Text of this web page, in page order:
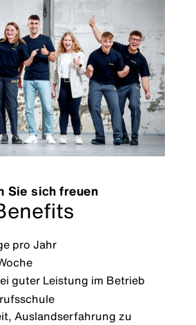
Sie sich freuen
pro Jahr
guter Leistung im Betrieb
Auslandserfahrung zu